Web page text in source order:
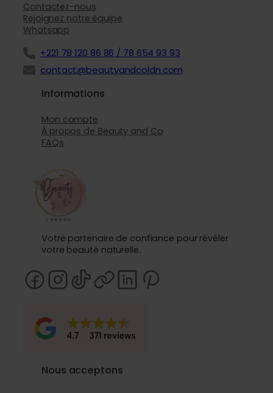
Contactez-nous
Rejoignez notre équipe
Whatsapp
+221 78 120 86 86 / 78 654 93 93
contact@beautyandcoldn.com
Informations
Mon compte
À propos de Beauty and Co
FAQs
Votre partenaire de confiance pour révéler
votre beauté naturelle.
Nous acceptons